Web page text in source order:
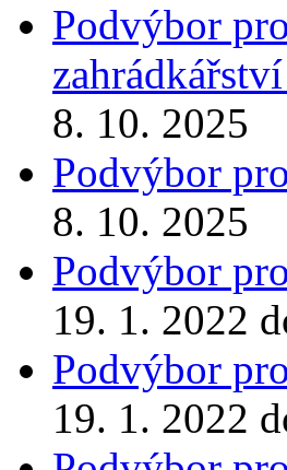
Podvýbor
8. 10. 2025
Podvýbor
8. 10. 2025
Podvýbor
19. 1. 2022
Podvýbor
19. 1. 2022